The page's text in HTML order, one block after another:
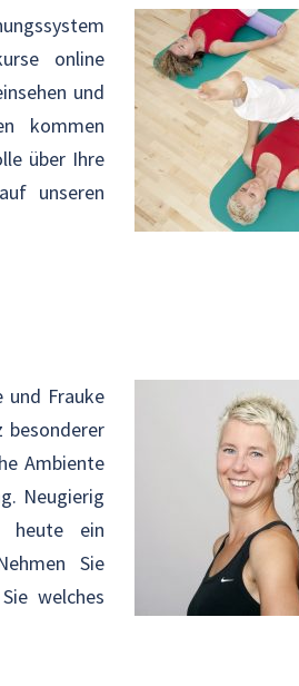
online
und
kommen
über Ihre
unseren
und Frauke
besonderer
Ambiente
Neugierig
heute ein
Sie
welches